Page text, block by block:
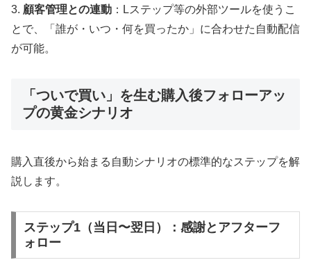
3. 顧客管理との連動 ：Lステップ等の外部ツールを使うこ
とで、「誰が・いつ・何を買ったか」に合わせた自動配信
が可能。
「ついで買い」を生む購入後フォローアッ
プの黄金シナリオ
購入直後から始まる自動シナリオの標準的なステップを解
説します。
ステップ1（当日〜翌日）：感謝とアフターフ
ォロー